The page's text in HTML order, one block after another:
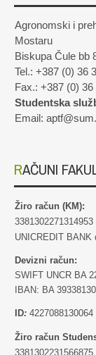
Agronomski i
Mostaru
Biskupa Čule bb
Tel.: +387 (0) 36
Fax.: +387 (0) 36
Studentska
Email:
RAČUNI
Žiro račun (KM):
3381302271314953
UNICREDIT BANK
Devizni račun:
SWIFT UNCR BA
IBAN: BA
ID: 4227088130064
Žiro račun
3381302231566875